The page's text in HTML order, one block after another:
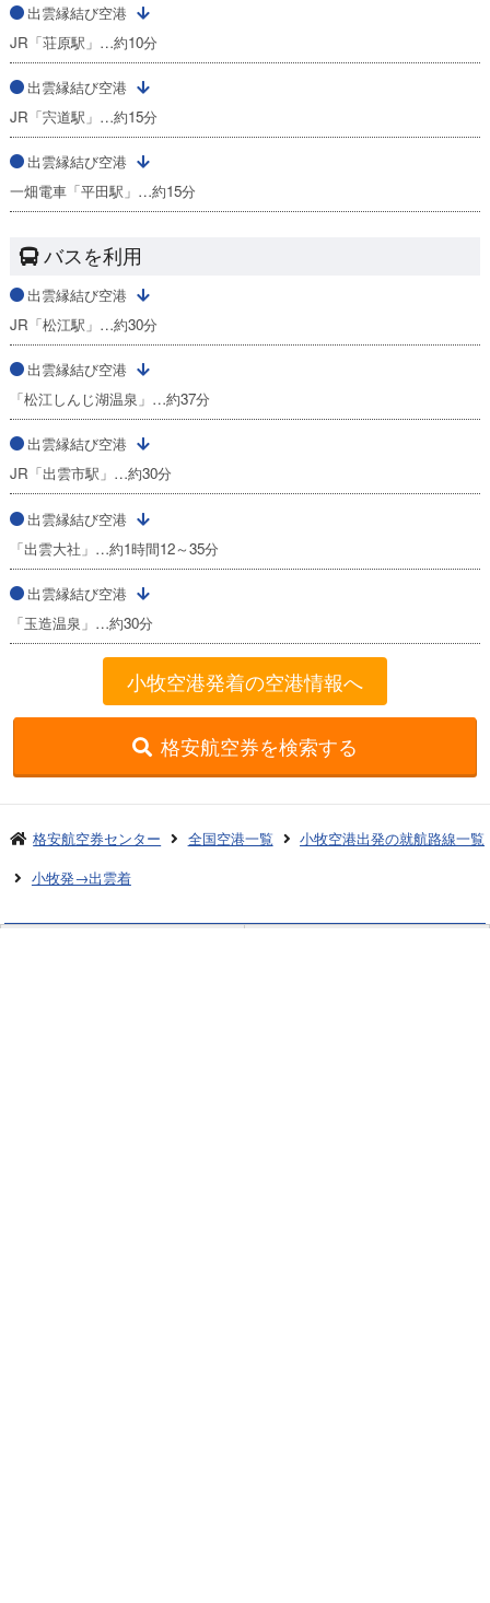
出雲縁結び空港
JR「荘原駅」…約10分
出雲縁結び空港
JR「宍道駅」…約15分
出雲縁結び空港
一畑電車「平田駅」…約15分
バスを利用
出雲縁結び空港
JR「松江駅」…約30分
出雲縁結び空港
「松江しんじ湖温泉」…約37分
出雲縁結び空港
JR「出雲市駅」…約30分
出雲縁結び空港
「出雲大社」…約1時間12～35分
出雲縁結び空港
「玉造温泉」…約30分
小牧空港発着の空港情報へ
格安航空券を検索する
格安航空券センター 全国空港一覧
小牧空港出発の就航路線一覧
小牧発→出雲着